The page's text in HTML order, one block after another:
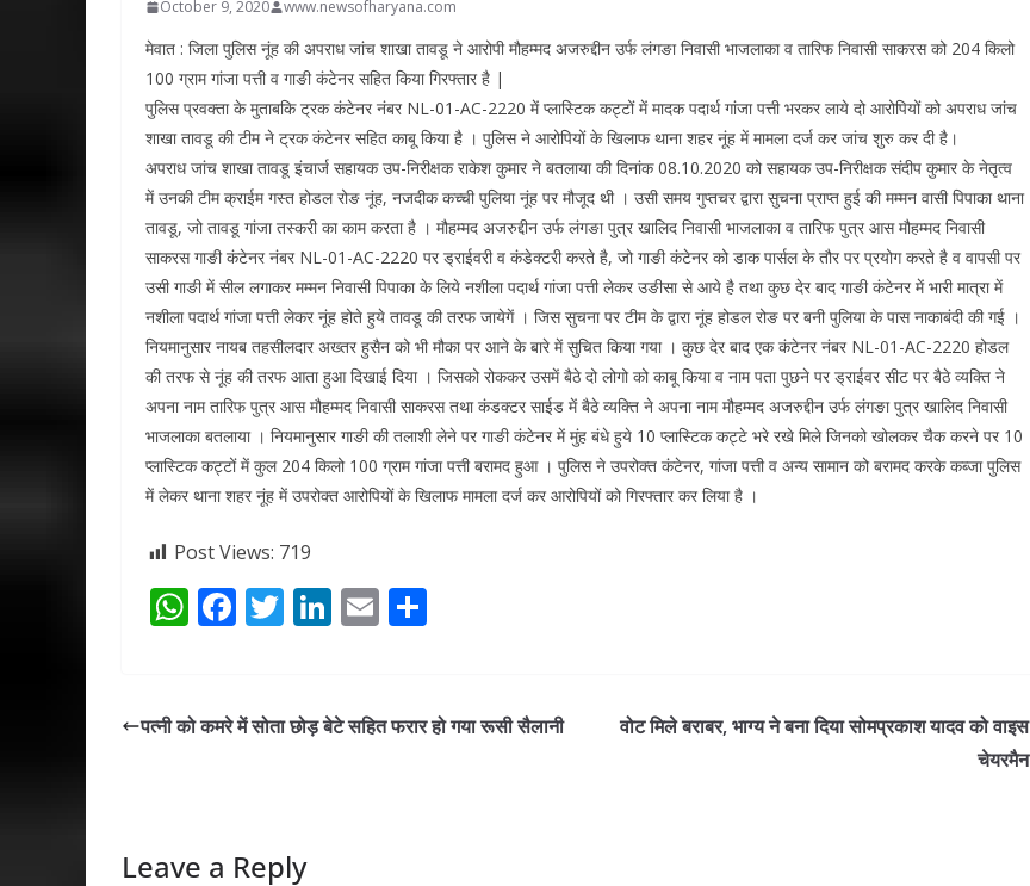
October 9, 2020 www.newsofharyana.com
मेवात : जिला पुलिस नूंह की अपराध जांच शाखा तावडू ने आरोपी मौहम्मद अजरुद्दीन उर्फ लंगङा निवासी भाजलाका व तारिफ निवासी साकरस को 204 किलो
100 ग्राम गांजा पत्ती व गाङी कंटेनर सहित किया गिरफ्तार है |
पुलिस प्रवक्ता के मुताबकि ट्रक कंटेनर नंबर NL-01-AC-2220 में प्लास्टिक कट्टों में मादक पदार्थ गांजा पत्ती भरकर लाये दो आरोपियों को अपराध जांच
शाखा तावडू की टीम ने ट्रक कंटेनर सहित काबू किया है । पुलिस ने आरोपियों के खिलाफ थाना शहर नूंह में मामला दर्ज कर जांच शुरु कर दी है।
अपराध जांच शाखा तावडू इंचार्ज सहायक उप-निरीक्षक राकेश कुमार ने बतलाया की दिनांक 08.10.2020 को सहायक उप-निरीक्षक संदीप कुमार के नेतृत्व
में उनकी टीम क्राईम गस्त होडल रोङ नूंह, नजदीक कच्ची पुलिया नूंह पर मौजूद थी । उसी समय गुप्तचर द्वारा सुचना प्राप्त हुई की मम्मन वासी पिपाका थाना
तावडू, जो तावडू गांजा तस्करी का काम करता है । मौहम्मद अजरुद्दीन उर्फ लंगङा पुत्र खालिद निवासी भाजलाका व तारिफ पुत्र आस मौहम्मद निवासी
साकरस गाङी कंटेनर नंबर NL-01-AC-2220 पर ड्राईवरी व कंडेक्टरी करते है, जो गाङी कंटेनर को डाक पार्सल के तौर पर प्रयोग करते है व वापसी पर
उसी गाङी में सील लगाकर मम्मन निवासी पिपाका के लिये नशीला पदार्थ गांजा पत्ती लेकर उङीसा से आये है तथा कुछ देर बाद गाङी कंटेनर में भारी मात्रा में
नशीला पदार्थ गांजा पत्ती लेकर नूंह होते हुये तावडू की तरफ जायेगें । जिस सुचना पर टीम के द्वारा नूंह होडल रोङ पर बनी पुलिया के पास नाकाबंदी की गई ।
नियमानुसार नायब तहसीलदार अख्तर हुसैन को भी मौका पर आने के बारे में सुचित किया गया । कुछ देर बाद एक कंटेनर नंबर NL-01-AC-2220 होडल
की तरफ से नूंह की तरफ आता हुआ दिखाई दिया । जिसको रोककर उसमें बैठे दो लोगो को काबू किया व नाम पता पुछने पर ड्राईवर सीट पर बैठे व्यक्ति ने
अपना नाम तारिफ पुत्र आस मौहम्मद निवासी साकरस तथा कंडक्टर साईड में बैठे व्यक्ति ने अपना नाम मौहम्मद अजरुद्दीन उर्फ लंगङा पुत्र खालिद निवासी
भाजलाका बतलाया । नियमानुसार गाङी की तलाशी लेने पर गाङी कंटेनर में मुंह बंधे हुये 10 प्लास्टिक कट्टे भरे रखे मिले जिनको खोलकर चैक करने पर 10
प्लास्टिक कट्टों में कुल 204 किलो 100 ग्राम गांजा पत्ती बरामद हुआ । पुलिस ने उपरोक्त कंटेनर, गांजा पत्ती व अन्य सामान को बरामद करके कब्जा पुलिस
में लेकर थाना शहर नूंह में उपरोक्त आरोपियों के खिलाफ मामला दर्ज कर आरोपियों को गिरफ्तार कर लिया है ।
Post Views: 719
W
s
F
b
T
er
Li
e
E
l e
पत्नी को कमरे में सोता छोड़ बेटे सहित फरार हो गया रूसी सैलानी
वोट मिले बराबर, भाग्य ने बना दिया सोमप्रकाश यादव को वाइस
चेयरमैन
Leave a Reply